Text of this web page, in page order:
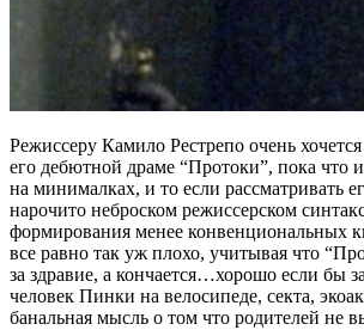
Режиссеру Камило Рестрепо очень
его дебютной драме “Протоки”, пока что
на минималках, и то если рассматривать
нарочито неброском режиссерском
формирования менее конвенциональных
все равно так уж плохо, учитывая что
за здравие, а кончается…хорошо если бы
человек Пинки на велосипеде, секта,
банальная мысль о том что родителей не